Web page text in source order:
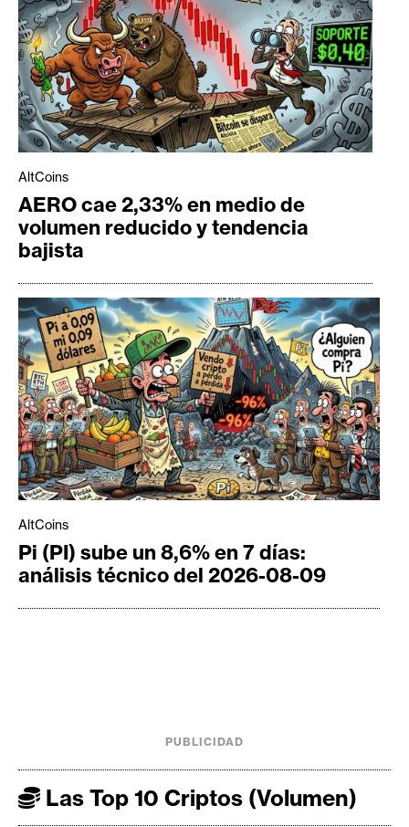
AltCoins
AERO cae 2,33% en medio de
volumen reducido y tendencia
bajista
AltCoins
Pi (PI) sube un 8,6% en 7 días:
análisis técnico del 2026-08-09
PUBLICIDAD
Las Top 10 Criptos (Volumen)